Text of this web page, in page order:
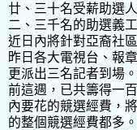
廿、三十名受薪助選
二、三千名的助選義
近日內將針對亞裔社
昨日各大電視台、報
更派出三名記者到場
前這週，已共籌得一
內要花的競選經費，
的整個競選經費都多。